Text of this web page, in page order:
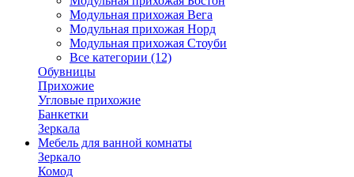
Модульная прихожая Вега
Модульная прихожая Норд
Модульная прихожая Стоуби
Все категории (12)
Обувницы
Прихожие
Угловые прихожие
Банкетки
Зеркала
Мебель для ванной комнаты
Зеркало
Комод